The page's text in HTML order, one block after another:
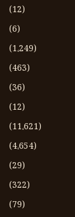
(12)
(6)
(1،249)
(463)
(36)
(12)
(11،621)
(4،654)
(29)
(322)
(79)